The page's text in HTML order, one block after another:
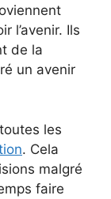
l’avenir. Ils
de la
un avenir
les
. Cela
malgré
faire